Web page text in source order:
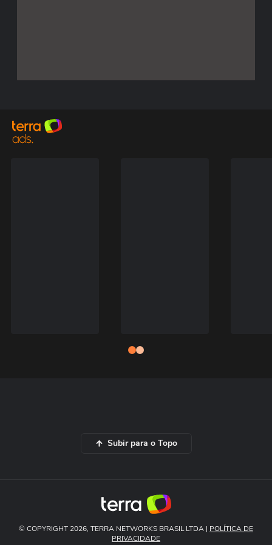
Subir para o Topo
© COPYRIGHT 2026, TERRA NETWORKS BRASIL LTDA | POLÍTICA DE
PRIVACIDADE